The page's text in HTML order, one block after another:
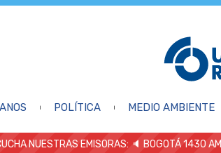
POLÍTICA MEDIO AMBIENTE
NUESTRAS EMISORAS: 🔈 BOGOTÁ 1430 AM